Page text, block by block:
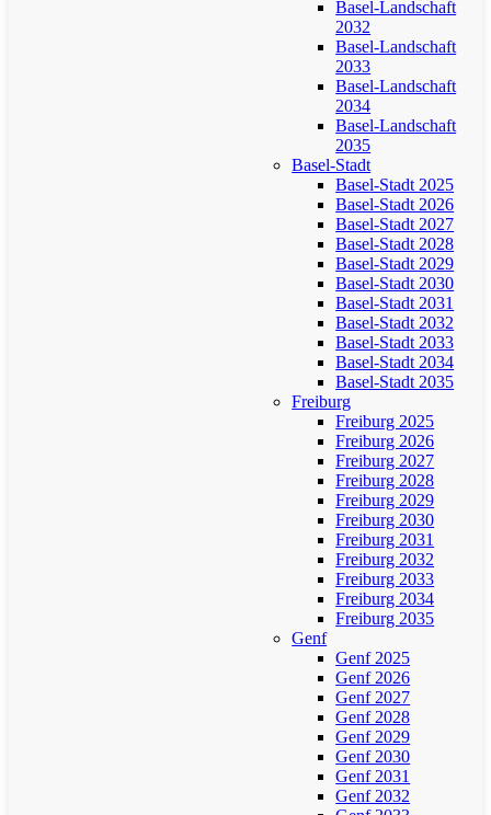
Basel-Landschaft
2032
Basel-Landschaft
2033
Basel-Landschaft
2034
Basel-Landschaft
2035
Basel-Stadt
Basel-Stadt 2025
Basel-Stadt 2026
Basel-Stadt 2027
Basel-Stadt 2028
Basel-Stadt 2029
Basel-Stadt 2030
Basel-Stadt 2031
Basel-Stadt 2032
Basel-Stadt 2033
Basel-Stadt 2034
Basel-Stadt 2035
Freiburg
Freiburg 2025
Freiburg 2026
Freiburg 2027
Freiburg 2028
Freiburg 2029
Freiburg 2030
Freiburg 2031
Freiburg 2032
Freiburg 2033
Freiburg 2034
Freiburg 2035
Genf
Genf 2025
Genf 2026
Genf 2027
Genf 2028
Genf 2029
Genf 2030
Genf 2031
Genf 2032